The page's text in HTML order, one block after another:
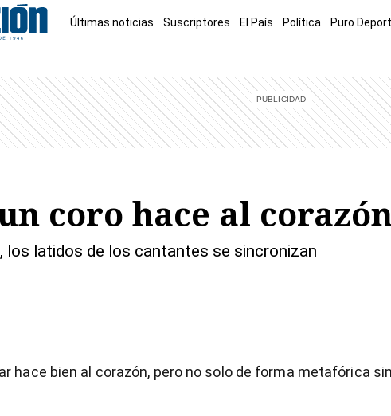
Últimas noticias Suscriptores El País Política Puro
coro hace al
los latidos de los cantantes se sincronizan
hace bien al corazón, pero no solo de forma metafórica